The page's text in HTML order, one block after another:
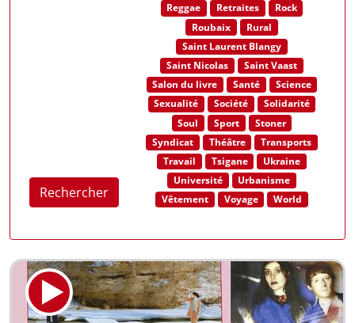
Rechercher
Reggae
Retraites
Rock
Roubaix
Rural
Saint Laurent Blangy
Saint Nicolas
Saint Vaast
Salon du livre
Santé
Science
Sexualité
Société
Solidarité
Soul
Sport
Stoner
Syndicat
Théâtre
Transports
Travail
Tsigane
Ukraine
Université
Urbanisme
Vêtement
Voyage World